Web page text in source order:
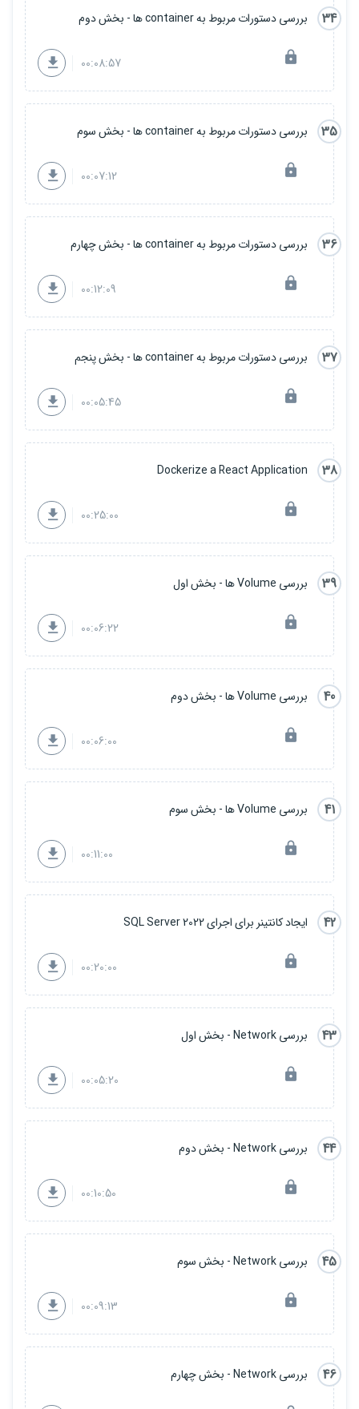
34 بررسی دستورات مربوط به container ها - بخش دوم
00:08:57
35 بررسی دستورات مربوط به container ها - بخش سوم
00:07:12
36 بررسی دستورات مربوط به container ها - بخش چهارم
00:12:09
37 بررسی دستورات مربوط به container ها - بخش پنجم
00:05:45
38
Dockerize a React Application
00:25:00
39 بررسی Volume ها - بخش اول
00:06:22
40 بررسی Volume ها - بخش دوم
00:06:00
41 بررسی Volume ها - بخش سوم
00:11:00
42 ایجاد کانتینر برای اجرای SQL Server 2022
00:20:00
43 بررسی Network - بخش اول
00:05:20
44 بررسی Network - بخش دوم
00:10:50
45 بررسی Network - بخش سوم
00:09:13
46 بررسی Network - بخش چهارم